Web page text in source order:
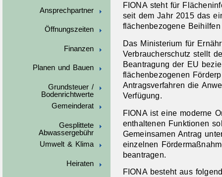
Ansprechpartner
Öffnungszeiten
Finanzen
Planen und Bauen
Grundsteuer /
Bodenrichtwerte
Gemeinderat
Gesplittete
Abwassergebühr
Umwelt & Klima
Heiraten
FIONA steht für
seit dem Jahr 2015 das
flächenbezogene
Das Ministerium für
Verbraucherschutz stellt
Beantragung der EU
flächenbezogenen
Antragsverfahren die
Verfügung.
FIONA ist eine moderne
enthaltenen Funktionen
Gemeinsamen Antrag
einzelnen
beantragen.
FIONA besteht aus